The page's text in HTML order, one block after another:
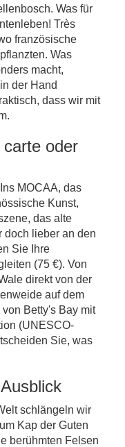
Was für
Très
französische
Was
macht,
der Hand
dass wir mit
oder
MOCAA, das
Kunst,
das alte
doch lieber an den
Sie Ihre
(75 €). Von
direkt von der
auf dem
Betty's Bay mit
(UNESCO-
Sie, was
schlängeln wir
Kap der Guten
berühmten Felsen